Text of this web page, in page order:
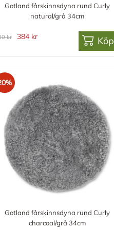
Gotland fårskinnsdyna rund Curly
natural/grå 34cm
kr 384 kr Köp
Gotland fårskinnsdyna rund Curly
charcoal/grå 34cm